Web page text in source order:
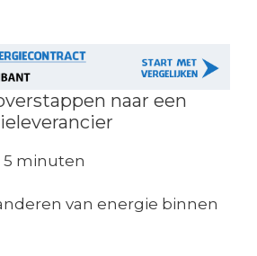
naar een
5 minuten
van energie binnen